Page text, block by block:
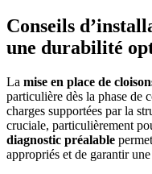
Conseils
une durabilité
La mise en place de
particulière dès la phase de
charges supportées par la
cruciale, particulièrement
diagnostic préalable
appropriés et de garantir